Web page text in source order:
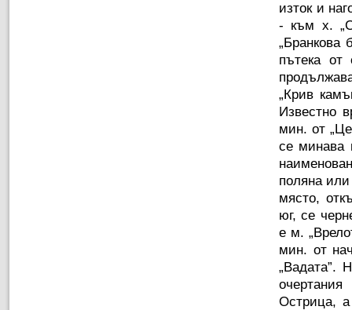
изток и
- към х.
„Бранкова
пътека
„Крив
Известно
мин. от
се минава
поляна
място,
юг, се
е м.
мин. от
„Вадата”.
Острица,